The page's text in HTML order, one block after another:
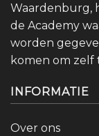
Waardenburg,
de Academy
worden
komen om zelf
INFORMATIE
Over ons